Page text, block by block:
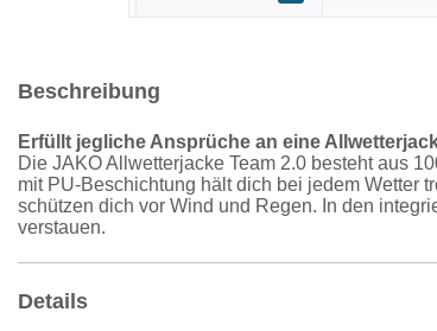
Beschreibung
Erfüllt jegliche Ansprüche an eine
Die JAKO Allwetterjacke Team 2.0 besteht aus
mit PU-Beschichtung hält dich bei jedem Wetter
schützen dich vor Wind und Regen. In den
verstauen.
Details